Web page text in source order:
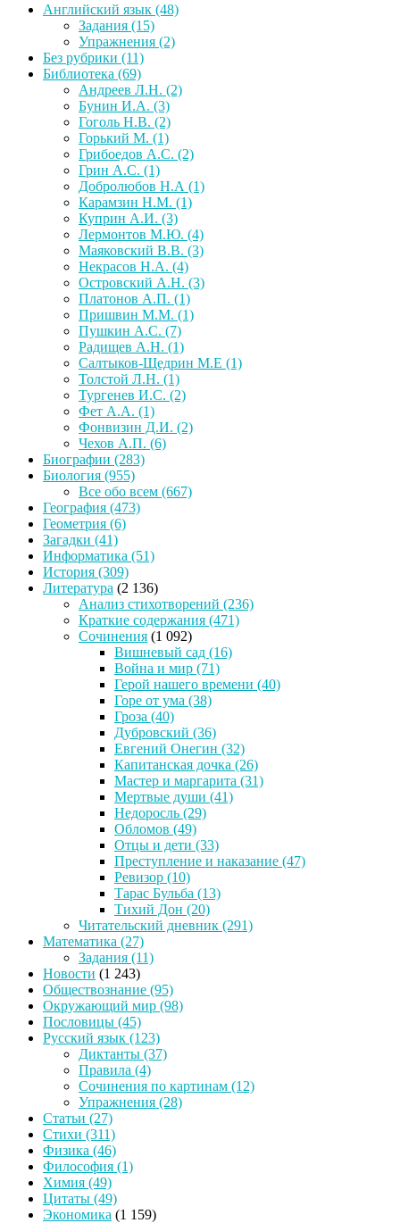
Английский язык (48)
Задания (15)
Упражнения (2)
Без рубрики (11)
Библиотека (69)
Андреев Л.Н. (2)
Бунин И.А. (3)
Гоголь Н.В. (2)
Горький М. (1)
Грибоедов А.С. (2)
Грин А.С. (1)
Добролюбов Н.А (1)
Карамзин Н.М. (1)
Куприн А.И. (3)
Лермонтов М.Ю. (4)
Маяковский В.В. (3)
Некрасов Н.А. (4)
Островский А.Н. (3)
Платонов А.П. (1)
Пришвин М.М. (1)
Пушкин А.С. (7)
Радищев А.Н. (1)
Салтыков-Щедрин М.Е (1)
Толстой Л.Н. (1)
Тургенев И.С. (2)
Фет А.А. (1)
Фонвизин Д.И. (2)
Чехов А.П. (6)
Биографии (283)
Биология (955)
Все обо всем (667)
География (473)
Геометрия (6)
Загадки (41)
Информатика (51)
История (309)
Литература (2 136)
Анализ стихотворений (236)
Краткие содержания (471)
Сочинения (1 092)
Вишневый сад (16)
Война и мир (71)
Герой нашего времени (40)
Горе от ума (38)
Гроза (40)
Дубровский (36)
Евгений Онегин (32)
Капитанская дочка (26)
Мастер и маргарита (31)
Мертвые души (41)
Недоросль (29)
Обломов (49)
Отцы и дети (33)
Преступление и наказание (47)
Ревизор (10)
Тарас Бульба (13)
Тихий Дон (20)
Читательский дневник (291)
Математика (27)
Задания (11)
Новости (1 243)
Обществознание (95)
Окружающий мир (98)
Пословицы (45)
Русский язык (123)
Диктанты (37)
Правила (4)
Сочинения по картинам (12)
Упражнения (28)
Статьи (27)
Стихи (311)
Физика (46)
Философия (1)
Химия (49)
Цитаты (49)
Экономика (1 159)